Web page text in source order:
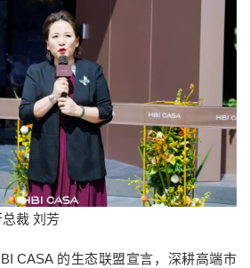
裁 刘芳
CASA 的生态联盟宣言，深耕高端市